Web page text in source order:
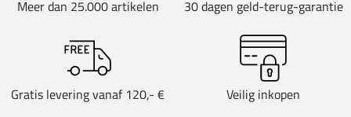
Meer dan 25.000 artikelen 30 dagen geld-terug-garantie
Gratis levering vanaf 120,- € Veilig inkopen